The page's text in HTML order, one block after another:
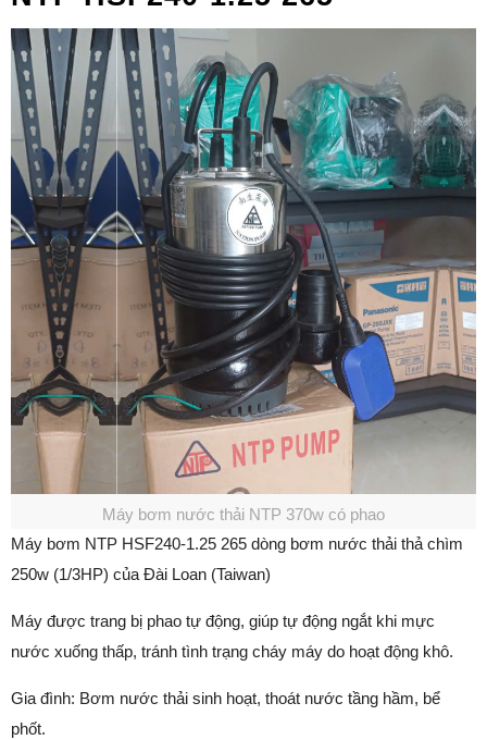
Máy bơm nước thải NTP 370w có phao
Máy bơm NTP HSF240-1.25 265 dòng bơm nước thải thả chìm
250w (1/3HP) của Đài Loan (Taiwan)
Máy được trang bị phao tự động, giúp tự động ngắt khi mực
nước xuống thấp, tránh tình trạng cháy máy do hoạt động khô.
Gia đình: Bơm nước thải sinh hoạt, thoát nước tầng hầm, bể
phốt.